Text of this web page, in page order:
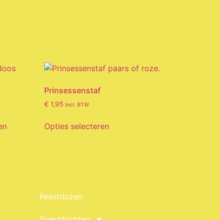
Prinsessenstaf
€ 1,95 Incl. BTW
Opties selecteren
Feestdozen